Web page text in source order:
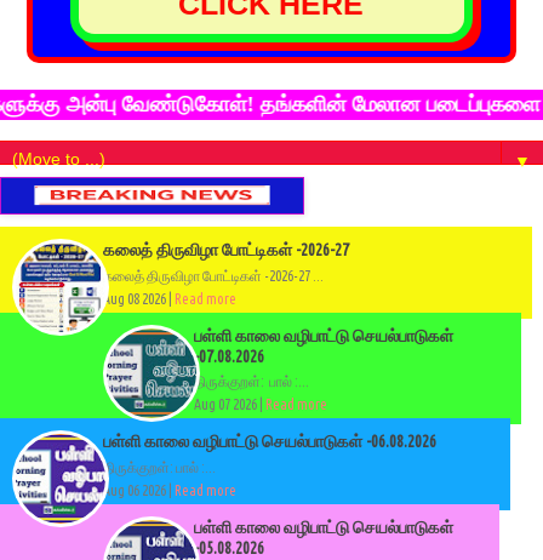
அன்பு வேண்டுகோள்! தங்களின் மேலான படைப்புகளை
▼
கலைத் திருவிழா போட்டிகள் -2026-27
கலைத் திருவிழா போட்டிகள் -2026-27 ...
Aug 08 2026 |
Read more
பள்ளி காலை வழிபாட்டு செயல்பாடுகள்
-07.08.2026
திருக்குறள்: பால் :...
Aug 07 2026 | Read more
பள்ளி காலை வழிபாட்டு செயல்பாடுகள் -06.08.2026
திருக்குறள்: பால் :...
Aug 06 2026 | Read more
பள்ளி காலை வழிபாட்டு செயல்பாடுகள்
-05.08.2026